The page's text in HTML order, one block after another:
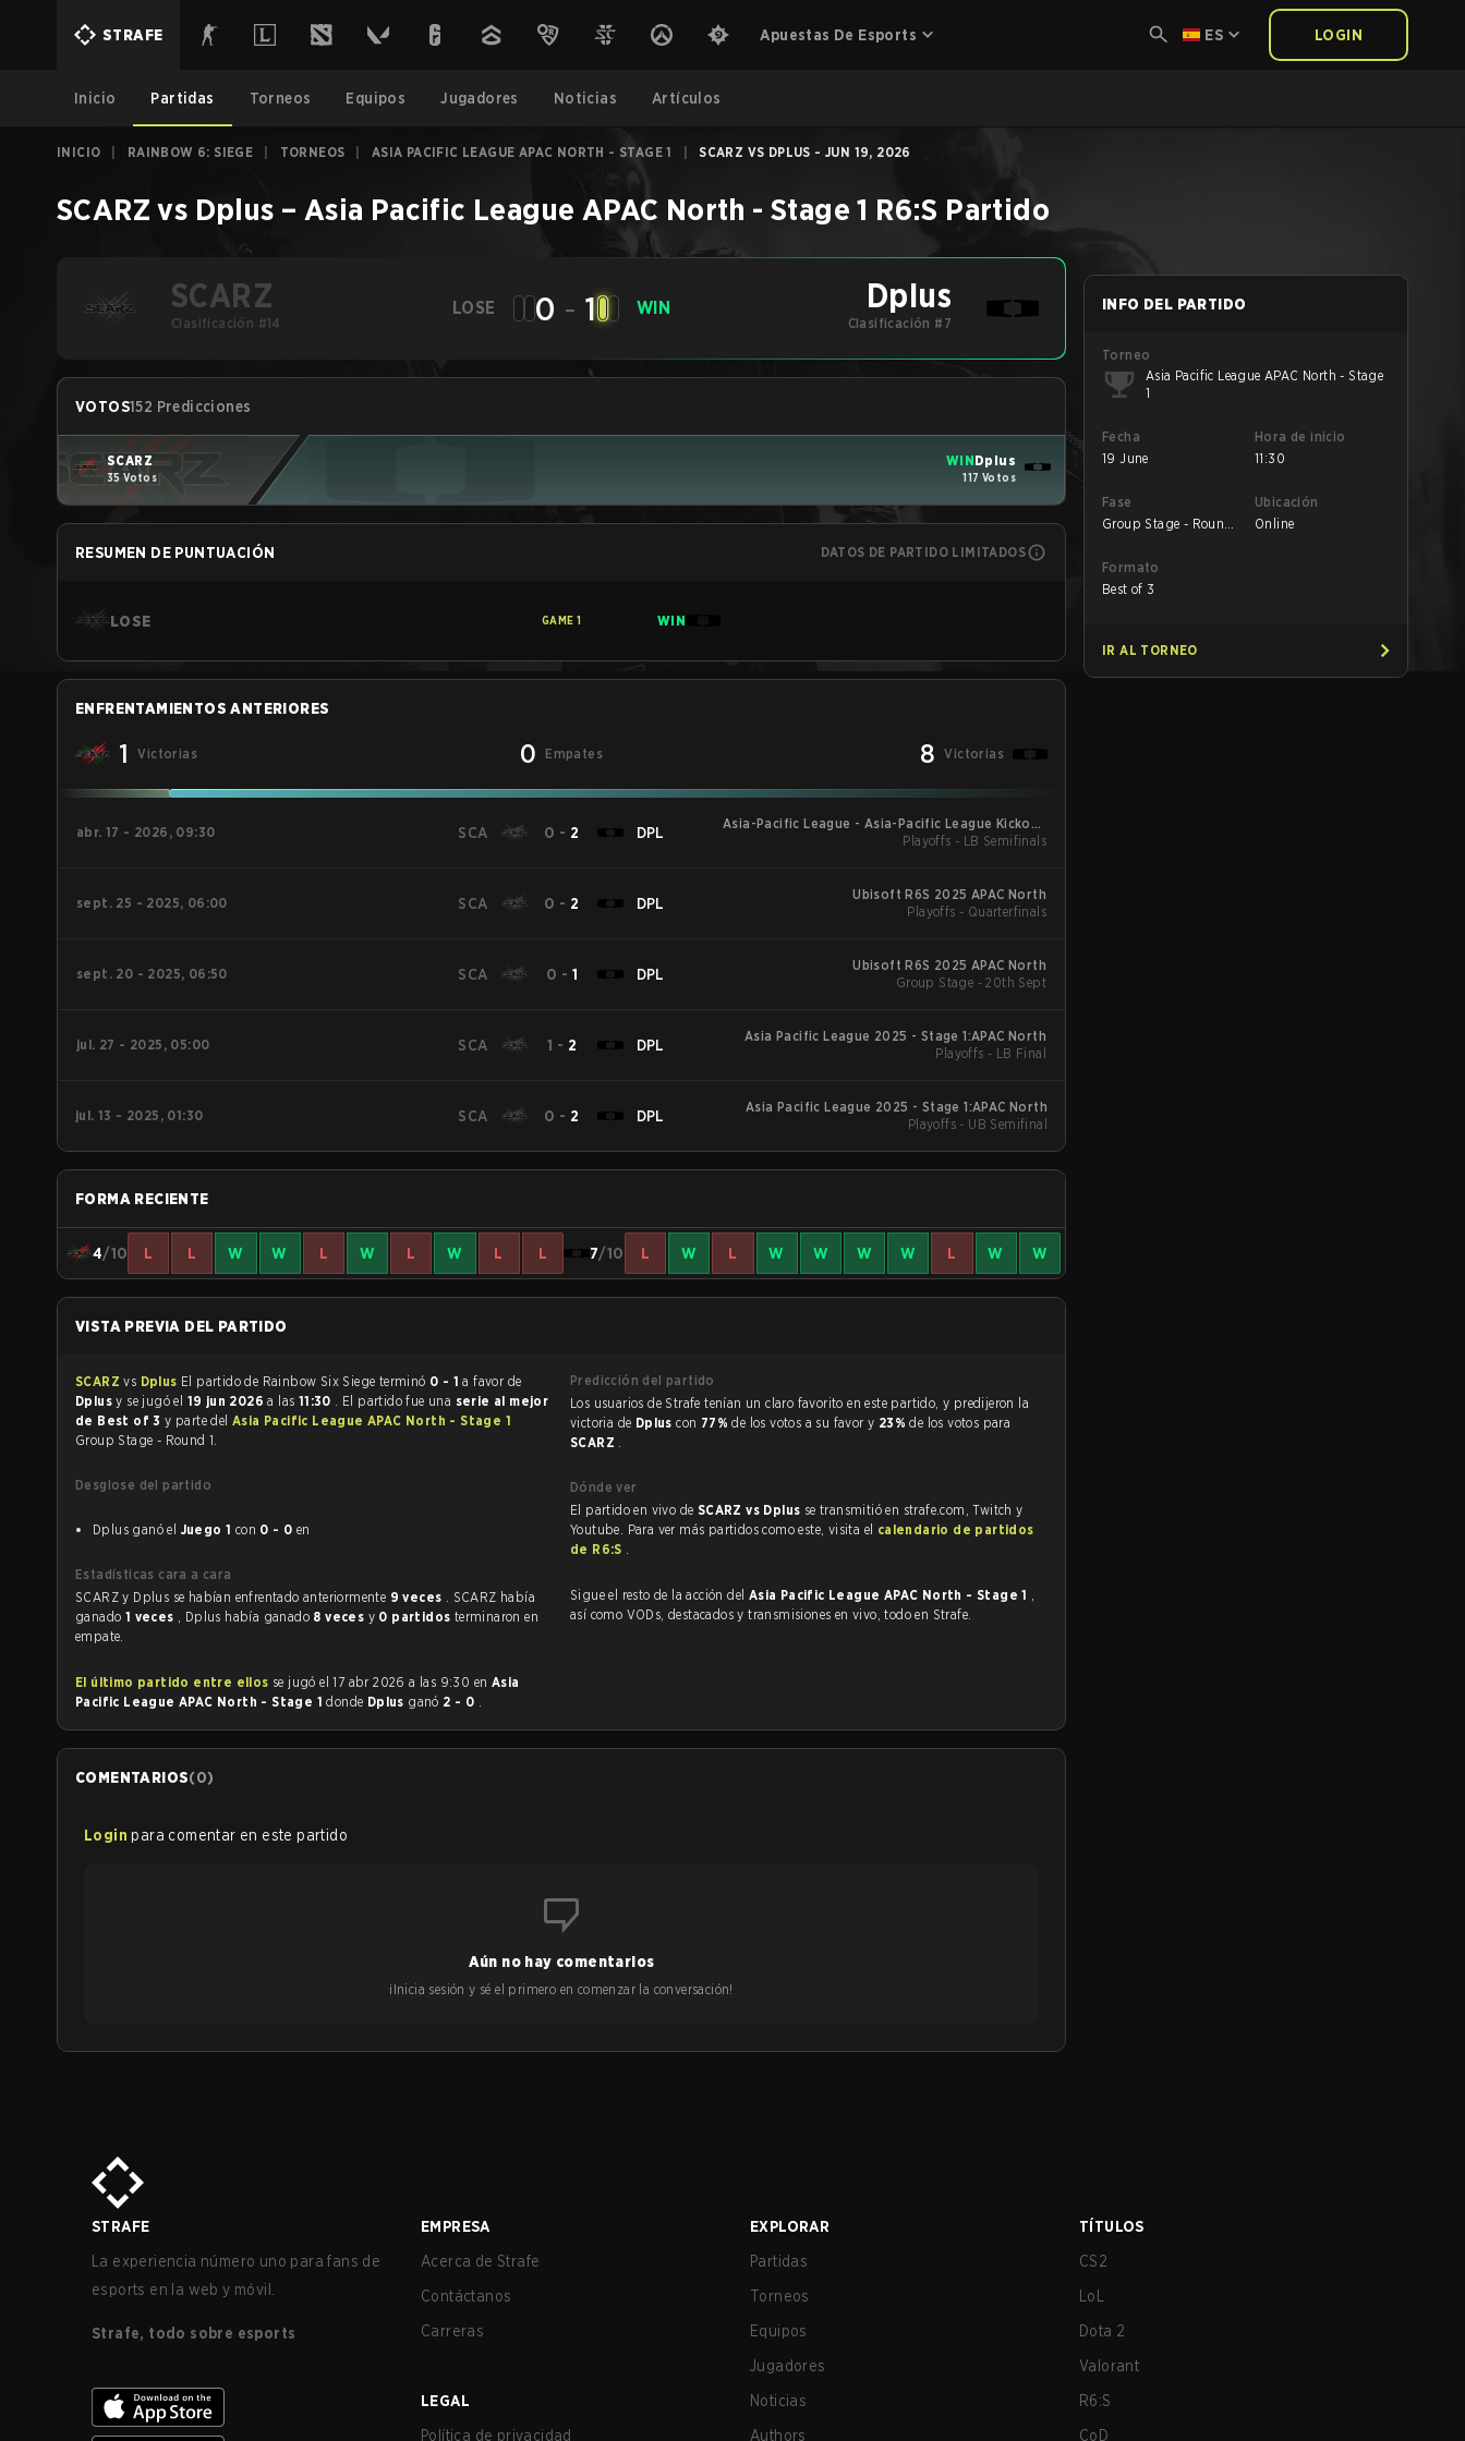
STRAFE Apuestas De Esports ES LOGIN
Inicio Partidas Torneos Equipos Jugadores Noticias Artículos
INICIO RAINBOW 6: SIEGE TORNEOS ASIA PACIFIC LEAGUE APAC NORTH - STAGE 1 SCARZ VS DPLUS - JUN 19, 2026
SCARZ vs Dplus – Asia Pacific League APAC North - Stage 1 R6:S Partido
SCARZ
Clasificación #14
LOSE 0 - 1 WIN Dplus
Clasificación #7
VOTOS152 Predicciones
SCARZ
35 Votos
WINDplus
117 Votos
RESUMEN DE PUNTUACIÓN DATOS DE PARTIDO LIMITADOS
LOSE GAME 1 WIN
ENFRENTAMIENTOS ANTERIORES
1 Victorias 0 Empates 8 Victorias
abr. 17 - 2026, 09:30 SCA 0 - 2 DPL
Asia-Pacific League - Asia-Pacific League Kickoff:
North
Playoffs - LB Semifinals
sept. 25 - 2025, 06:00 SCA 0 - 2 DPL
Ubisoft R6S 2025 APAC North
Playoffs - Quarterfinals
sept. 20 - 2025, 06:50 SCA 0 - 1 DPL
Ubisoft R6S 2025 APAC North
Group Stage - 20th Sept
jul. 27 - 2025, 05:00 SCA 1 - 2 DPL
Asia Pacific League 2025 - Stage 1:APAC North
Playoffs - LB Final
jul. 13 - 2025, 01:30 SCA 0 - 2 DPL
Asia Pacific League 2025 - Stage 1:APAC North
Playoffs - UB Semifinal
FORMA RECIENTE
4/10 L L W W L W L W L L 7/10 L W L W W W W L W W
VISTA PREVIA DEL PARTIDO
SCARZvs Dplus El partido de Rainbow Six Siege terminó 0 - 1 a favor de
Dplusy se jugó el 19 jun 2026a las 11:30 . El partido fue una serie al mejor
de Best of 3y parte del Asia Pacific League APAC North - Stage 1
Group Stage - Round 1.
Desglose del partido
Dplus ganó el Juego 1 con 0 - 0 en
Estadísticas cara a cara
SCARZ y Dplus se habían enfrentado anteriormente 9 veces . SCARZ había
ganado 1 veces , Dplus había ganado 8 veces y 0 partidos terminaron en
empate.
El último partido entre ellos se jugó el 17 abr 2026 a las 9:30 en Asia
Pacific League APAC North - Stage 1donde Dplus ganó 2 - 0 .
Predicción del partido
Los usuarios de Strafe tenían un claro favorito en este partido, y predijeron la
victoria de Dpluscon 77%de los votos a su favor y 23%de los votos para
SCARZ .
Dónde ver
El partido en vivo de SCARZ vs Dplus se transmitió en strafe.com, Twitch y
Youtube. Para ver más partidos como este, visita el calendario de partidos
de R6:S .
Sigue el resto de la acción del Asia Pacific League APAC North - Stage 1 ,
así como VODs, destacados y transmisiones en vivo, todo en Strafe.
COMENTARIOS(0)
Login para comentar en este partido
Aún no hay comentarios
¡Inicia sesión y sé el primero en comenzar la conversación!
INFO DEL PARTIDO
Torneo
Asia Pacific League APAC North - Stage
1
Fecha
19 June
Hora de inicio
11:30
Fase
Group Stage - Round
Ubicación
Online
Formato
Best of 3
IR AL TORNEO
STRAFE
La experiencia número uno para fans de
esports en la web y móvil.
Strafe, todo sobre esports
EMPRESA
Acerca de Strafe
Contáctanos
Carreras
LEGAL
Política de privacidad
EXPLORAR
Partidas
Torneos
Equipos
Jugadores
Noticias
Authors
TÍTULOS
CS2
LoL
Dota 2
Valorant
R6:S
CoD